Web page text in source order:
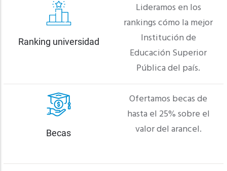
Ranking universidad
Lideramos en los
rankings cómo la mejor
Institución de
Educación Superior
Pública del país.
Becas
Ofertamos becas de
hasta el 25% sobre el
valor del arancel.